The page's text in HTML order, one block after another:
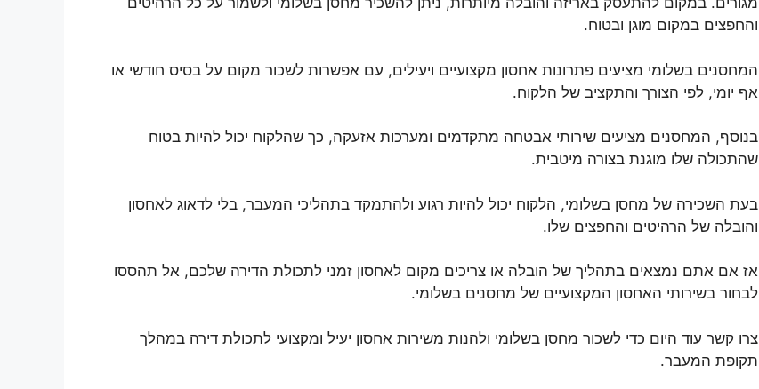
והחפצים במקום מוגן ובטוח.
המחסנים בשלומי מציעים פתרונות אחסון מקצועיים ויעילים, עם אפשרות לשכור מקום על בסיס חודשי או
אף יומי, לפי הצורך והתקציב של הלקוח.
בנוסף, המחסנים מציעים שירותי אבטחה מתקדמים ומערכות אזעקה, כך שהלקוח יכול להיות בטוח
שהתכולה שלו מוגנת בצורה מיטבית.
בעת השכירה של מחסן בשלומי, הלקוח יכול להיות רגוע ולהתמקד בתהליכי המעבר, בלי לדאוג לאחסון
והובלה של הרהיטים והחפצים שלו.
אז אם אתם נמצאים בתהליך של הובלה או צריכים מקום לאחסון זמני לתכולת הדירה שלכם, אל תהססו
לבחור בשירותי האחסון המקצועיים של מחסנים בשלומי.
צרו קשר עוד היום כדי לשכור מחסן בשלומי ולהנות משירות אחסון יעיל ומקצועי לתכולת דירה במהלך
תקופת המעבר.